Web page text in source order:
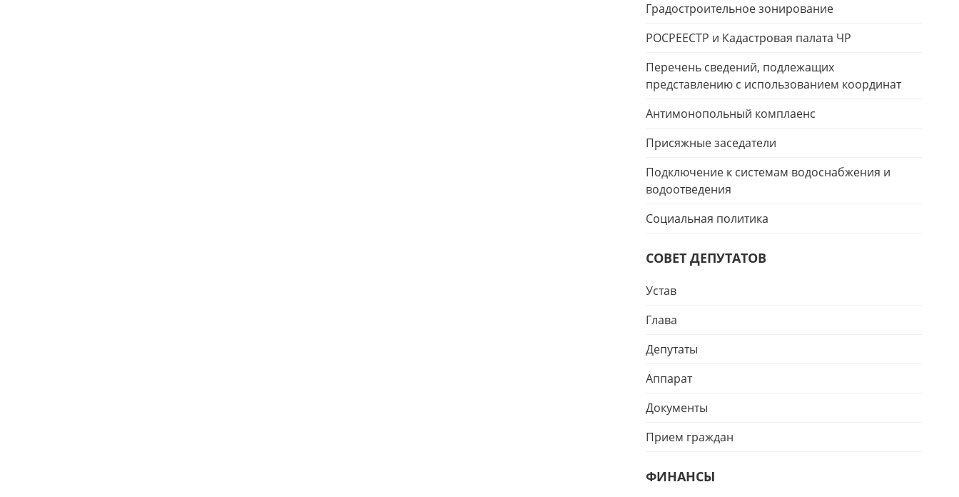
Градостроительное зонирование
РОСРЕЕСТР и Кадастровая палата ЧР
Перечень сведений, подлежащих
представлению с использованием координат
Антимонопольный комплаенс
Присяжные заседатели
Подключение к системам водоснабжения и
водоотведения
Социальная политика
СОВЕТ ДЕПУТАТОВ
Устав
Глава
Депутаты
Аппарат
Документы
Прием граждан
ФИНАНСЫ